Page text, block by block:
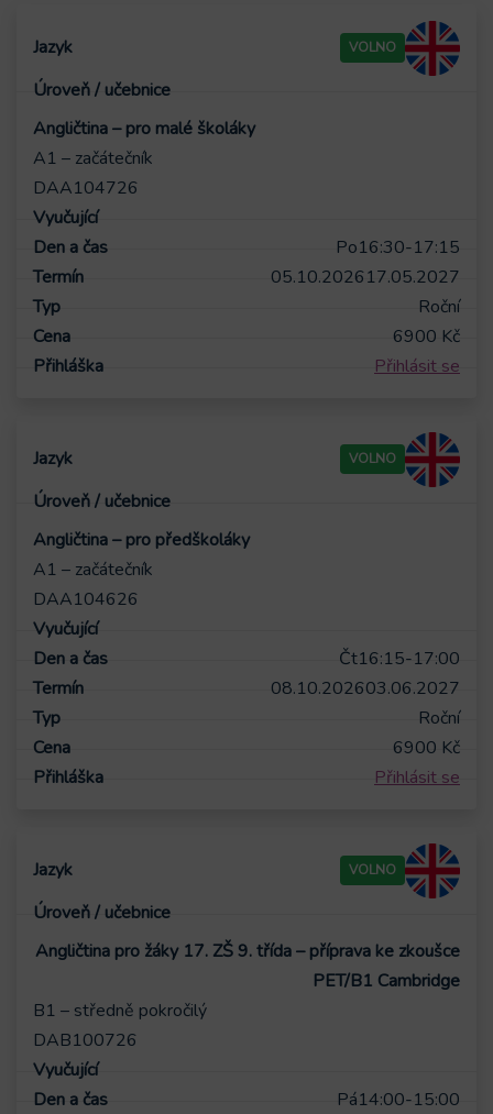
VOLNO
Angličtina – pro malé školáky
A1 – začátečník
DAA104726
Po16:30-17:15
05.10.202617.05.2027
Roční
6900 Kč
Přihlásit se
VOLNO
Angličtina – pro předškoláky
A1 – začátečník
DAA104626
Čt16:15-17:00
08.10.202603.06.2027
Roční
6900 Kč
Přihlásit se
VOLNO
Angličtina pro žáky 17. ZŠ 9. třída – příprava ke zkoušce
PET/B1 Cambridge
B1 – středně pokročilý
DAB100726
Pá14:00-15:00